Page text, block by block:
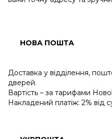
НОВА ПОШТА
Доставка у відділення,
дверей.
Вартість – за тарифами
Накладений платіж: 2% від